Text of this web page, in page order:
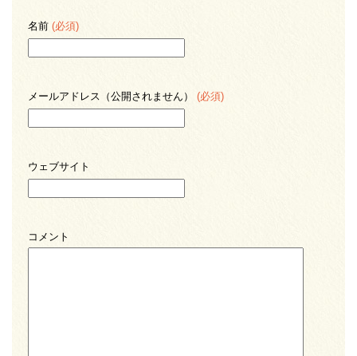
名前 (必須)
メールアドレス（公開されません） (必須)
ウェブサイト
コメント